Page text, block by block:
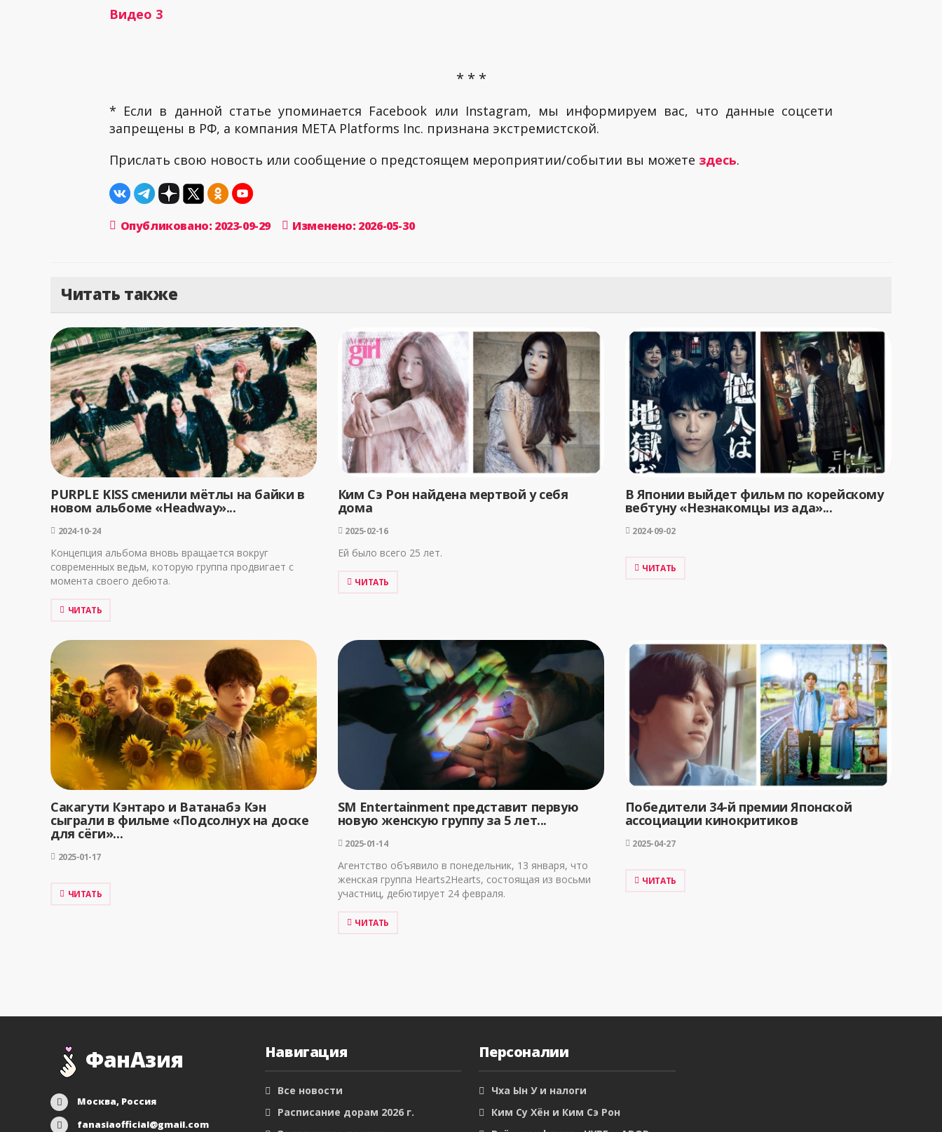
Видео 3
* * *
* Если в данной статье упоминается Facebook или Instagram, мы информируем вас, что данные соцсети
запрещены в РФ, а компания META Platforms Inc. признана экстремистской.
Прислать свою новость или сообщение о предстоящем мероприятии/событии вы можете здесь.
Опубликовано: 2023-09-29 Изменено: 2026-05-30
Читать также
PURPLE KISS сменили мётлы на байки в
новом альбоме «Headway»...
2024-10-24
Концепция альбома вновь вращается вокруг
современных ведьм, которую группа продвигает с
момента своего дебюта.
ЧИТАТЬ
Ким Сэ Рон найдена мертвой у себя
дома
2025-02-16
Ей было всего 25 лет.
ЧИТАТЬ
В Японии выйдет фильм по корейскому
вебтуну «Незнакомцы из ада»...
2024-09-02
ЧИТАТЬ
Сакагути Кэнтаро и Ватанабэ Кэн
сыграли в фильме «Подсолнух на доске
для сёги»...
2025-01-17
ЧИТАТЬ
SM Entertainment представит первую
новую женскую группу за 5 лет...
2025-01-14
Агентство объявило в понедельник, 13 января, что
женская группа Hearts2Hearts, состоящая из восьми
участниц, дебютирует 24 февраля.
ЧИТАТЬ
Победители 34-й премии Японской
ассоциации кинокритиков
2025-04-27
ЧИТАТЬ
ФанАзия
Москва, Россия
fanasiaofficial@gmail.com
Навигация
Все новости
Расписание дорам 2026 г.
Персоналии
Чха Ын У и налоги
Ким Су Хён и Ким Сэ Рон